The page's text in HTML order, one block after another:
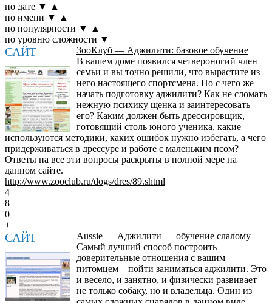
по дате ▼
▲
по имени ▼
▲
по популярности ▼
▲
по уровню сложности ▼
САЙТ
ЗооКлуб — Аджилити: базовое обучение
В вашем доме появился четвероногий член
семьи и вы точно решили, что вырастите из
него настоящего спортсмена. Но с чего же
начать подготовку аджилити? Как не сломать
нежную психику щенка и заинтересовать
его? Каким должен быть дрессировщик,
готовящий столь юного ученика, какие
используются методики, каких ошибок нужно избегать, а чего
придерживаться в дрессуре и работе с маленьким псом?
Ответы на все эти вопросы раскрыты в полной мере на
данном сайте.
http://www.zooclub.ru/dogs/dres/89.shtml
4
8
0
+
САЙТ
Aussie — Аджилити — обучение слалому
Самый лучший способ построить
доверительные отношения с вашим
питомцем – пойти заниматься аджилити. Это
и весело, и занятно, и физически развивает
не только собаку, но и владельца. Один из